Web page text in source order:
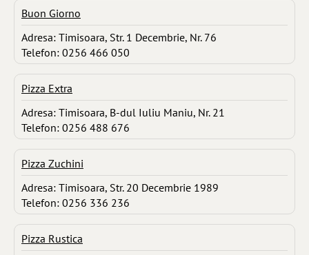
Buon Giorno
Adresa: Timisoara, Str. 1 Decembrie, Nr. 76
Telefon: 0256 466 050
Pizza Extra
Adresa: Timisoara, B-dul Iuliu Maniu, Nr. 21
Telefon: 0256 488 676
Pizza Zuchini
Adresa: Timisoara, Str. 20 Decembrie 1989
Telefon: 0256 336 236
Pizza Rustica